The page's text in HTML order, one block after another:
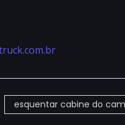
esquentar cabine do